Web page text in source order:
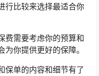
行比较来选择最适合你
费需要考虑你的预算和
你提供更好的保障。
保单的内容和细节有了